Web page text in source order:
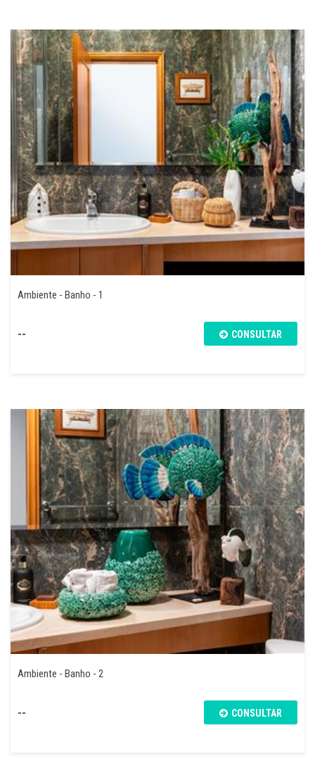
Ambiente - Banho - 1
-- CONSULTAR
Ambiente - Banho - 2
-- CONSULTAR